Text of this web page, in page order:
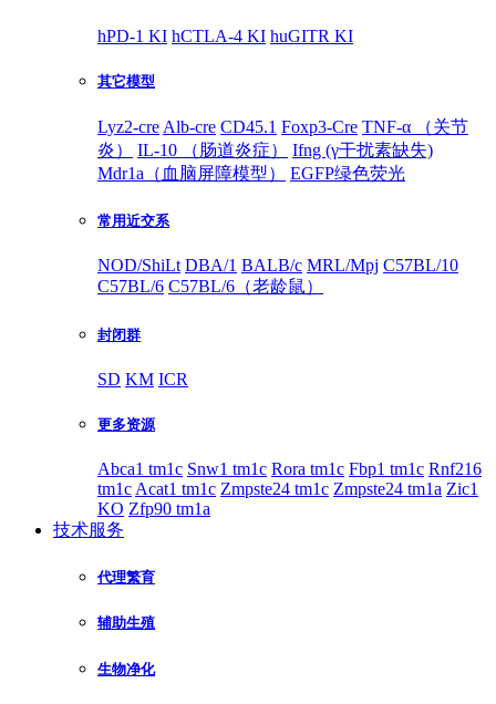
hPD-1 KI hCTLA-4 KI huGITR KI
其它模型
Lyz2-cre Alb-cre CD45.1 Foxp3-Cre TNF-α （关节
炎）
IL-10 （肠道炎症）
Ifng (γ干扰素缺失)
Mdr1a（血脑屏障模型）
EGFP绿色荧光
常用近交系
NOD/ShiLt DBA/1 BALB/c MRL/Mpj C57BL/10
C57BL/6 C57BL/6（老龄鼠）
封闭群
SD KM ICR
更多资源
Abca1 tm1c Snw1 tm1c Rora tm1c Fbp1 tm1c Rnf216
tm1c Acat1 tm1c Zmpste24 tm1c Zmpste24 tm1a Zic1
KO Zfp90 tm1a
技术服务
代理繁育
辅助生殖
生物净化